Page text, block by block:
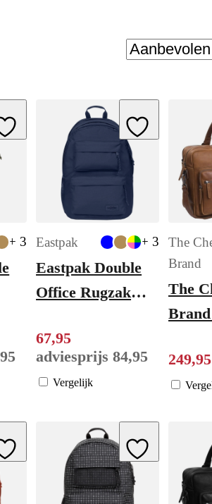
Add to Wishlist
+ 3
95
Add to Wishlist
+ 3
Eastpak
Eastpak Double
Office Rugzak
laptopvak -
nighttime navy
67,95
adviesprijs84,95
Vergelijk
The
Brand
The
249,95
Add to Wishlist Add to Wishlist